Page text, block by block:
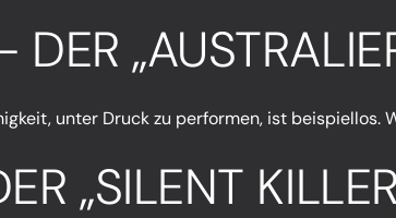
unter Druck zu performen, ist
„SILENT KILLER